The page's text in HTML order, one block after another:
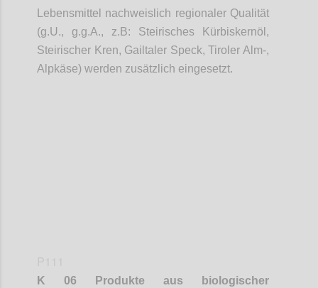
Lebensmittel nachweislich regionaler Qualität
(g.U., g.g.A., z.B: Steirisches Kürbiskernöl,
Steirischer Kren, Gailtaler Speck, Tiroler Alm-,
Alpkäse) werden zusätzlich eingesetzt.
K 06 Produkte aus biologischer